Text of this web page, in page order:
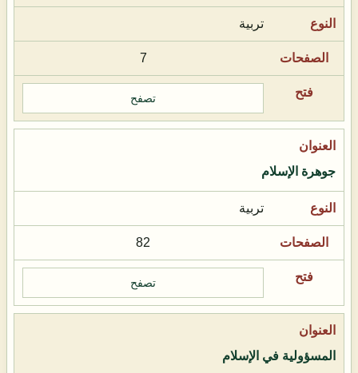
تربية
7
تصفح
جوهرة الإسلام
تربية
82
تصفح
المسؤولية في الإسلام